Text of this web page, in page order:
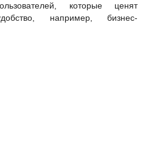
которые ценят
например, бизнес-